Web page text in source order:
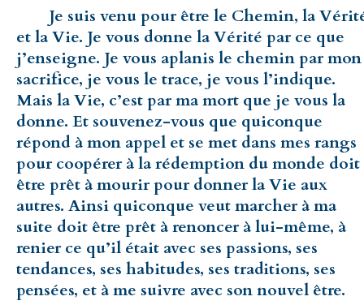
Je suis venu pour être le Chemin, la
et la Vie. Je vous donne la Vérité par ce que
j’enseigne. Je vous aplanis le chemin par mon
sacrifice, je vous le trace, je vous l’indique.
Mais la Vie, c’est par ma mort que je vous la
donne. Et souvenez-vous que quiconque
répond à mon appel et se met dans mes rangs
pour coopérer à la rédemption du monde doit
être prêt à mourir pour donner la Vie aux
autres. Ainsi quiconque veut marcher à ma
suite doit être prêt à renoncer à lui-même, à
renier ce qu’il était avec ses passions, ses
tendances, ses habitudes, ses traditions, ses
pensées, et à me suivre avec son nouvel être.